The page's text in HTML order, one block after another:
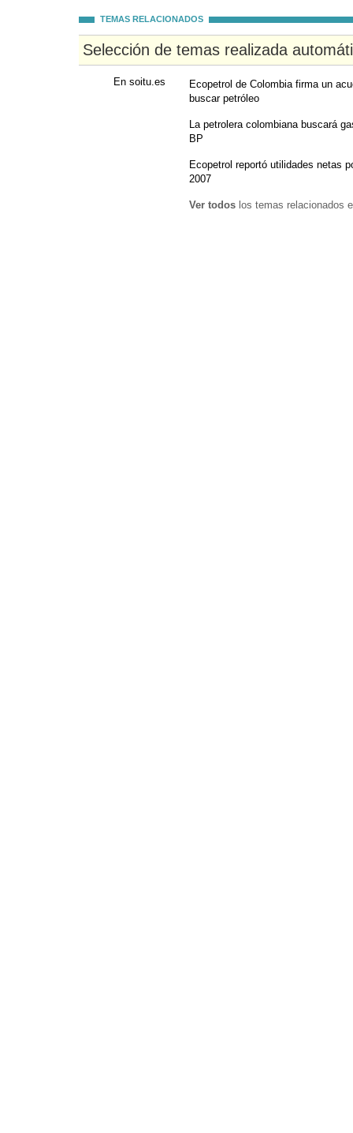
TEMAS RELACIONADOS
Selección de temas realizada
En soitu.es
Ecopetrol de Colombia firma un
buscar petróleo
La petrolera colombiana buscará
BP
Ecopetrol reportó utilidades netas
2007
Ver todos los temas relacionados